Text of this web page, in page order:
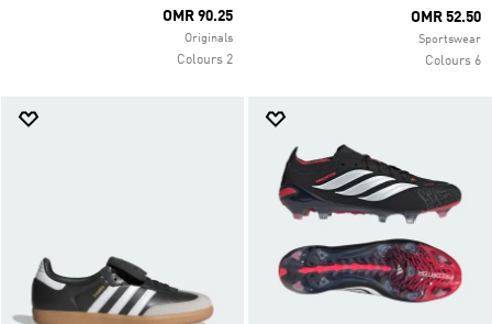
OMR 52.50
Sportswear
6 Colours
OMR 90.25
Originals
2 Colours